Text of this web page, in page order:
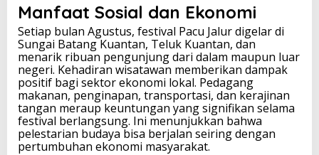
Manfaat Sosial dan Ekonomi
Setiap bulan Agustus, festival Pacu Jalur digelar di
Sungai Batang Kuantan, Teluk Kuantan, dan
menarik ribuan pengunjung dari dalam maupun luar
negeri. Kehadiran wisatawan memberikan dampak
positif bagi sektor ekonomi lokal. Pedagang
makanan, penginapan, transportasi, dan kerajinan
tangan meraup keuntungan yang signifikan selama
festival berlangsung. Ini menunjukkan bahwa
pelestarian budaya bisa berjalan seiring dengan
pertumbuhan ekonomi masyarakat.